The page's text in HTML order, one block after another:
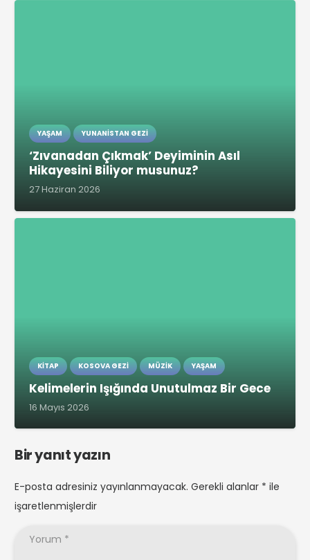
YAŞAM YUNANISTAN GEZI
‘Zıvanadan Çıkmak’ Deyiminin Asıl
Hikayesini Biliyor musunuz?
27 Haziran 2026
KITAP KOSOVA GEZI MÜZIK YAŞAM
Kelimelerin Işığında Unutulmaz Bir Gece
16 Mayıs 2026
Bir yanıt yazın
E-posta adresiniz yayınlanmayacak. Gerekli alanlar * ile
işaretlenmişlerdir